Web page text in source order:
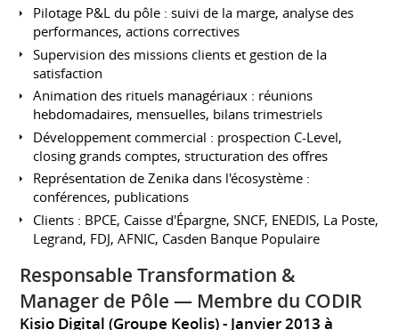
Pilotage P&L du pôle : suivi de la marge, analyse des
performances, actions correctives
Supervision des missions clients et gestion de la
satisfaction
Animation des rituels managériaux : réunions
hebdomadaires, mensuelles, bilans trimestriels
Développement commercial : prospection C-Level,
closing grands comptes, structuration des offres
Représentation de Zenika dans l'écosystème :
conférences, publications
Clients : BPCE, Caisse d'Épargne, SNCF, ENEDIS, La Poste,
Legrand, FDJ, AFNIC, Casden Banque Populaire
Responsable Transformation &
Manager de Pôle — Membre du CODIR
Kisio Digital (Groupe Keolis)
Janvier 2013 à